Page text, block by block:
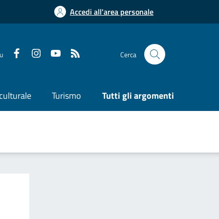
Accedi all'area personale
Cerca
Turismo Tutti gli argomenti